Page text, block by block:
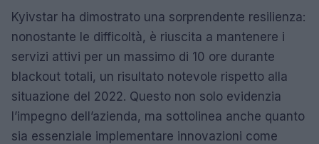
Kyivstar ha dimostrato una sorprendente resilienza:
nonostante le difficoltà, è riuscita a mantenere i
servizi attivi per un massimo di 10 ore durante
blackout totali, un risultato notevole rispetto alla
situazione del 2022. Questo non solo evidenzia
l’impegno dell’azienda, ma sottolinea anche quanto
sia essenziale implementare innovazioni come